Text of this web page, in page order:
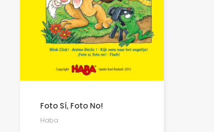
Foto Sí, Foto No!
Haba